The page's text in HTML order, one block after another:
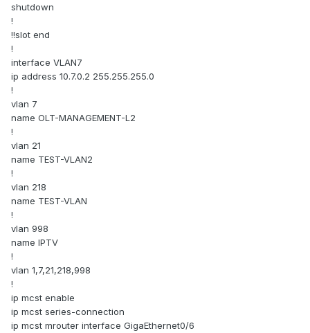
shutdown
!
!!slot end
!
interface VLAN7
ip address 10.7.0.2 255.255.255.0
!
vlan 7
name OLT-MANAGEMENT-L2
!
vlan 21
name TEST-VLAN2
!
vlan 218
name TEST-VLAN
!
vlan 998
name IPTV
!
vlan 1,7,21,218,998
!
ip mcst enable
ip mcst series-connection
ip mcst mrouter interface GigaEthernet0/6